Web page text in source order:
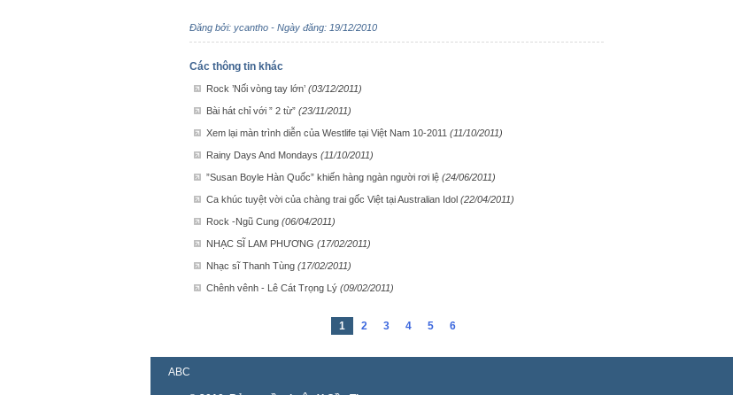
Đăng bởi: ycantho - Ngày đăng: 19/12/2010
Các thông tin khác
Rock ’Nối vòng tay lớn’ (03/12/2011)
Bài hát chỉ với ” 2 từ” (23/11/2011)
Xem lại màn trình diễn của Westlife tại Việt Nam 10-2011 (11/10/2011)
Rainy Days And Mondays (11/10/2011)
”Susan Boyle Hàn Quốc” khiến hàng ngàn người rơi lệ (24/06/2011)
Ca khúc tuyệt vời của chàng trai gốc Việt tại Australian Idol (22/04/2011)
Rock -Ngũ Cung (06/04/2011)
NHẠC SĨ LAM PHƯƠNG (17/02/2011)
Nhạc sĩ Thanh Tùng (17/02/2011)
Chênh vênh - Lê Cát Trọng Lý (09/02/2011)
1 2 3 4 5 6
ABC